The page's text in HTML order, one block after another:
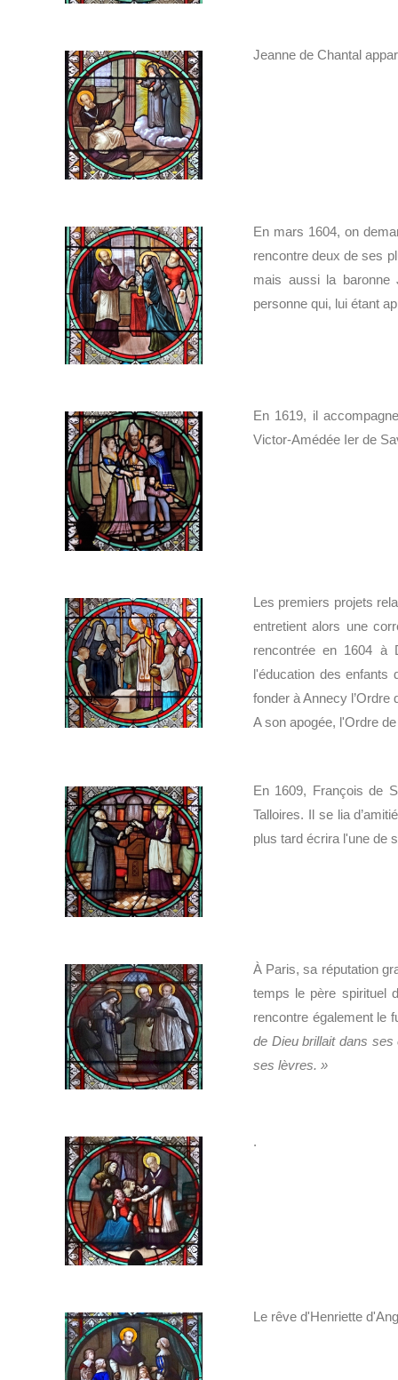
Jeanne de Chantal
En mars 1604, on
rencontre deux de ses
mais aussi la baronne
personne qui, lui étant
En 1619, il
Victor-Amédée Ier de
Les premiers projets
entretient alors une
rencontrée en 1604 à
l'éducation des enfants
fonder à Annecy l’Ordre
A son apogée, l'Ordre
En 1609, François de
Talloires. Il se lia
plus tard écrira l'une de
À Paris, sa réputation
temps le père spirituel
rencontre également le
de Dieu brillait dans
ses lèvres. »
.
Le rêve d'Henriette